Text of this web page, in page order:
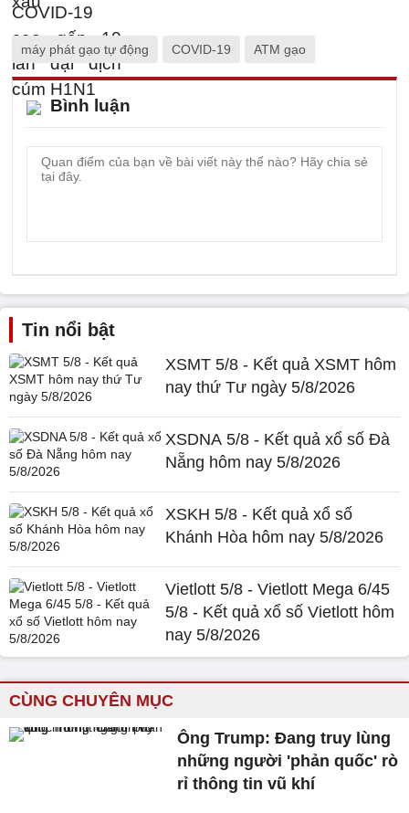
máy phát gạo tự động COVID-19 ATM gạo
Bình luận
Tin nổi bật
XSMT 5/8 - Kết quả XSMT hôm
nay thứ Tư ngày 5/8/2026
XSDNA 5/8 - Kết quả xổ số Đà
Nẵng hôm nay 5/8/2026
XSKH 5/8 - Kết quả xổ số
Khánh Hòa hôm nay 5/8/2026
Vietlott 5/8 - Vietlott Mega 6/45
5/8 - Kết quả xổ số Vietlott hôm
nay 5/8/2026
CÙNG CHUYÊN MỤC
Ông Trump: Đang truy lùng
những người 'phản quốc' rò
rỉ thông tin vũ khí